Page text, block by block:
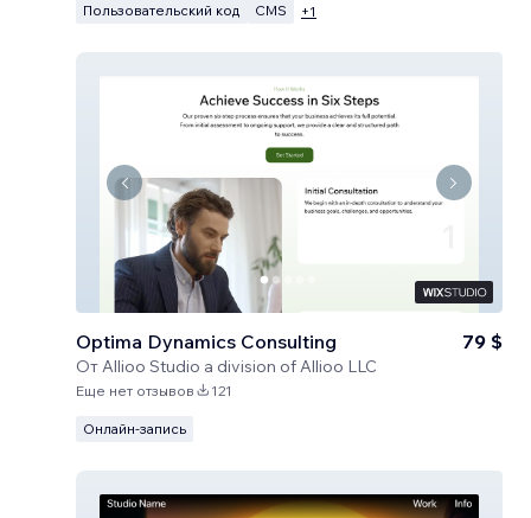
Пользовательский код CMS +1
Optima Dynamics Consulting
ОтAllioo Studio a division of Allioo LLC
79 $
Еще нет отзывов 121
Онлайн-запись